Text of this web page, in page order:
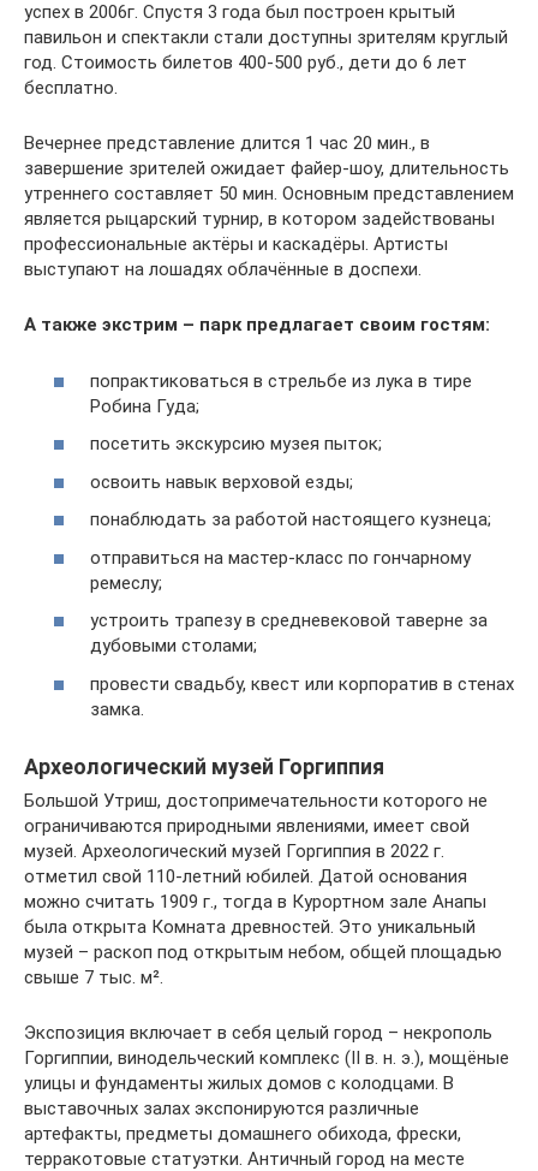
успех в 2006г. Спустя 3 года был построен крытый
павильон и спектакли стали доступны зрителям круглый
год. Стоимость билетов 400-500 руб., дети до 6 лет
бесплатно.
Вечернее представление длится 1 час 20 мин., в
завершение зрителей ожидает файер-шоу, длительность
утреннего составляет 50 мин. Основным представлением
является рыцарский турнир, в котором задействованы
профессиональные актёры и каскадёры. Артисты
выступают на лошадях облачённые в доспехи.
А также экстрим – парк предлагает своим гостям:
попрактиковаться в стрельбе из лука в тире
Робина Гуда;
посетить экскурсию музея пыток;
освоить навык верховой езды;
понаблюдать за работой настоящего кузнеца;
отправиться на мастер-класс по гончарному
ремеслу;
устроить трапезу в средневековой таверне за
дубовыми столами;
провести свадьбу, квест или корпоратив в стенах
замка.
Археологический музей Горгиппия
Большой Утриш, достопримечательности которого не
ограничиваются природными явлениями, имеет свой
музей. Археологический музей Горгиппия в 2022 г.
отметил свой 110-летний юбилей. Датой основания
можно считать 1909 г., тогда в Курортном зале Анапы
была открыта Комната древностей. Это уникальный
музей – раскоп под открытым небом, общей площадью
свыше 7 тыс. м².
Экспозиция включает в себя целый город – некрополь
Горгиппии, винодельческий комплекс (II в. н. э.), мощёные
улицы и фундаменты жилых домов с колодцами. В
выставочных залах экспонируются различные
артефакты, предметы домашнего обихода, фрески,
терракотовые статуэтки. Античный город на месте